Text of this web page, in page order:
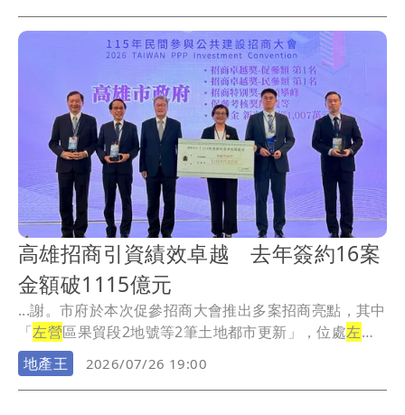
高雄招商引資績效卓越 去年簽約16案
金額破1115億元
...謝。市府於本次促參招商大會推出多案招商亮點，其中
「左營區果貿段2地號等2筆土地都市更新」，位處左
營、...
地產王 2026/07/26 19:00